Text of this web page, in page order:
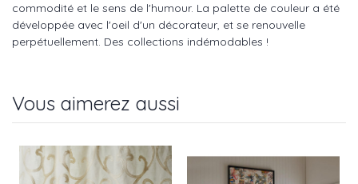
commodité et le sens de l'humour. La palette de couleur a été
développée avec l'oeil d'un décorateur, et se renouvelle
perpétuellement. Des collections indémodables !
Vous aimerez aussi